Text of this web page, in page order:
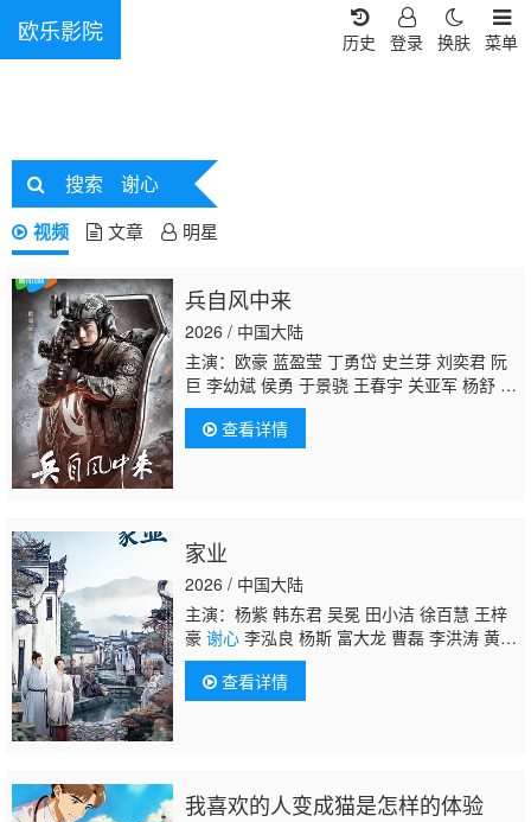
欧乐影院 菜单
换肤
登录
历史
搜索 谢心
视频 文章 明星
兵自风中来
2026 / 中国大陆
主演：欧豪 蓝盈莹 丁勇岱 史兰芽 刘奕君 阮
巨 李幼斌 侯勇 于景骁 王春宇 关亚军 杨舒 吴
岳阳 张进 陈方舟 陈启杰 周德华 赵长洲 赵
荀 费鲤齐 夏侯镔 徐洪浩 傅程鹏
查看详情
家业
2026 / 中国大陆
主演：杨紫 韩东君 吴冕 田小洁 徐百慧 王梓
豪 谢心李泓良 杨斯 富大龙 曹磊 李洪涛 黄
曼 张喜前 李宝安 朱辉 刘涛 刘凯 红花 周
知 李春嫒 王婉娟 王玉宁 李煜 舒燕 付嘉 王文
绮 洪洋 张渟渟 许之糯 李田野 陈伟栋 刘恒
查看详情
我喜欢的人变成猫是怎样的体验